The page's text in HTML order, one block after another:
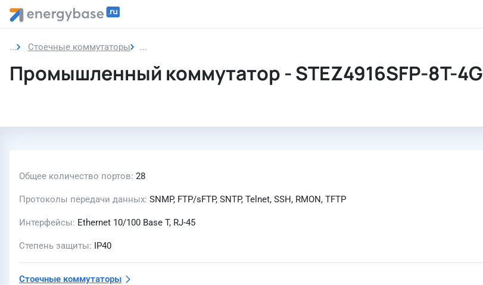
Стоечные коммутаторы Промышленный коммутатор
Промышленный коммутатор - STEZ4916SFP-8T-4G
Общее количество портов 28
Протоколы передачи данных SNMP, FTP/sFTP, SNTP, Telnet, SSH, RMON, TFTP
Интерфейсы Ethernet 10/100 Base T, RJ-45
Степень защиты IP40
Стоечные коммутаторы